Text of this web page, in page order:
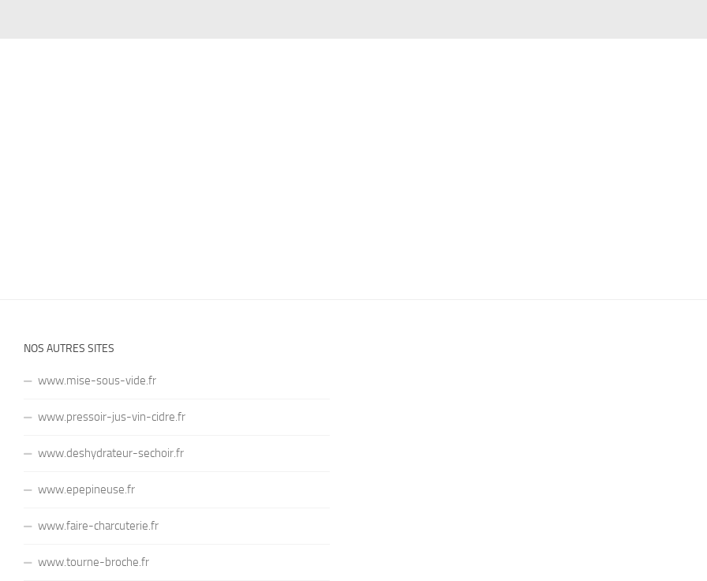
NOS AUTRES SITES
www.mise-sous-vide.fr
www.pressoir-jus-vin-cidre.fr
www.deshydrateur-sechoir.fr
www.epepineuse.fr
www.faire-charcuterie.fr
www.tourne-broche.fr